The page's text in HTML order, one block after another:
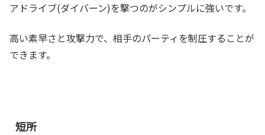
アドライブ(ダイバーン)を撃つのがシンプルに強いです。
高い素早さと攻撃力で、相手のパーティを制圧することが
できます。
短所